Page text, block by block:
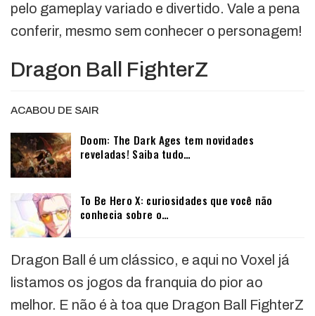
pelo gameplay variado e divertido. Vale a pena
conferir, mesmo sem conhecer o personagem!
Dragon Ball FighterZ
ACABOU DE SAIR
Doom: The Dark Ages tem novidades
reveladas! Saiba tudo…
To Be Hero X: curiosidades que você não
conhecia sobre o…
Dragon Ball é um clássico, e aqui no Voxel já
listamos os jogos da franquia do pior ao
melhor. E não é à toa que Dragon Ball FighterZ